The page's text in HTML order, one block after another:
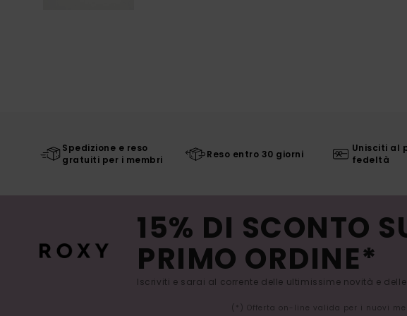
Spedizione e reso
gratuiti per i membri
Reso entro 30 giorni
Unisciti al
fedeltà
15% DI SCONTO
PRIMO ORDINE*
Iscriviti e sarai al corrente delle ultimissime novità e
(*) Offerta on-line valida per i nuovi